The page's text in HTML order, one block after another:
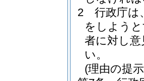
2
行政庁は
をしよう
者に対し
い。
(理由の提